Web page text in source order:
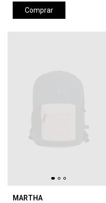
Comprar
MARTHA